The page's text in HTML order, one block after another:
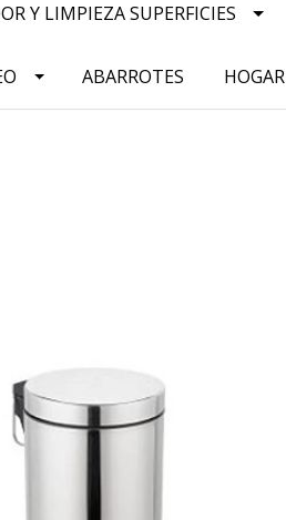
Y LIMPIEZA SUPERFICIES
ABARROTES HOGAR